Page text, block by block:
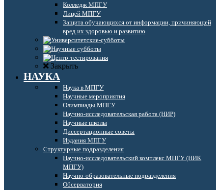
Колледж МПГУ
Лицей МПГУ
Защита обучающихся от информации, причиняющей
вред их здоровью и развитию
Закрыть
НАУКА
Наука в МПГУ
Научные мероприятия
Олимпиады МПГУ
Научно-исследовательская работа (НИР)
Научные школы
Диссертационные советы
Издания МПГУ
Структурные подразделения
Научно-исследовательский комплекс МПГУ (НИК
МПГУ)
Научно-образовательные подразделения
Обсерватория